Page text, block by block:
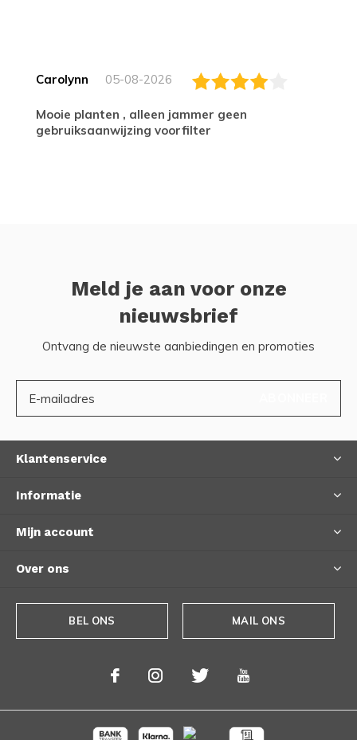
Carolynn 05-08-2026
Mooie planten , alleen jammer geen
gebruiksaanwijzing voorfilter
Meld je aan voor onze
nieuwsbrief
Ontvang de nieuwste aanbiedingen en promoties
Klantenservice
Informatie
Mijn account
Over ons
BEL ONS MAIL ONS